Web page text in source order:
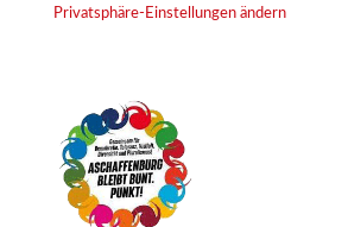
Privatsphäre-Einstellungen ändern